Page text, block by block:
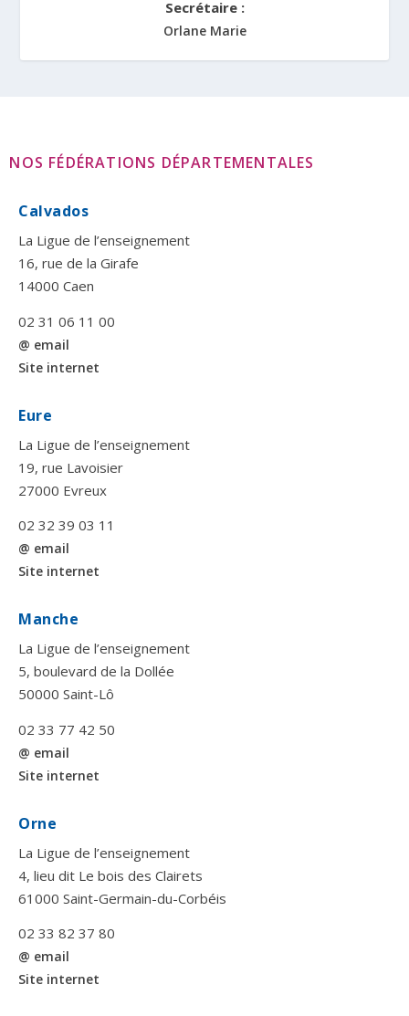
Secrétaire :
Orlane Marie
NOS FÉDÉRATIONS DÉPARTEMENTALES
Calvados
La Ligue de l’enseignement
16, rue de la Girafe
14000 Caen
02 31 06 11 00
@ email
Site internet
Eure
La Ligue de l’enseignement
19, rue Lavoisier
27000 Evreux
02 32 39 03 11
@ email
Site internet
Manche
La Ligue de l’enseignement
5, boulevard de la Dollée
50000 Saint-Lô
02 33 77 42 50
@ email
Site internet
Orne
La Ligue de l’enseignement
4, lieu dit Le bois des Clairets
61000 Saint-Germain-du-Corbéis
02 33 82 37 80
@ email
Site internet